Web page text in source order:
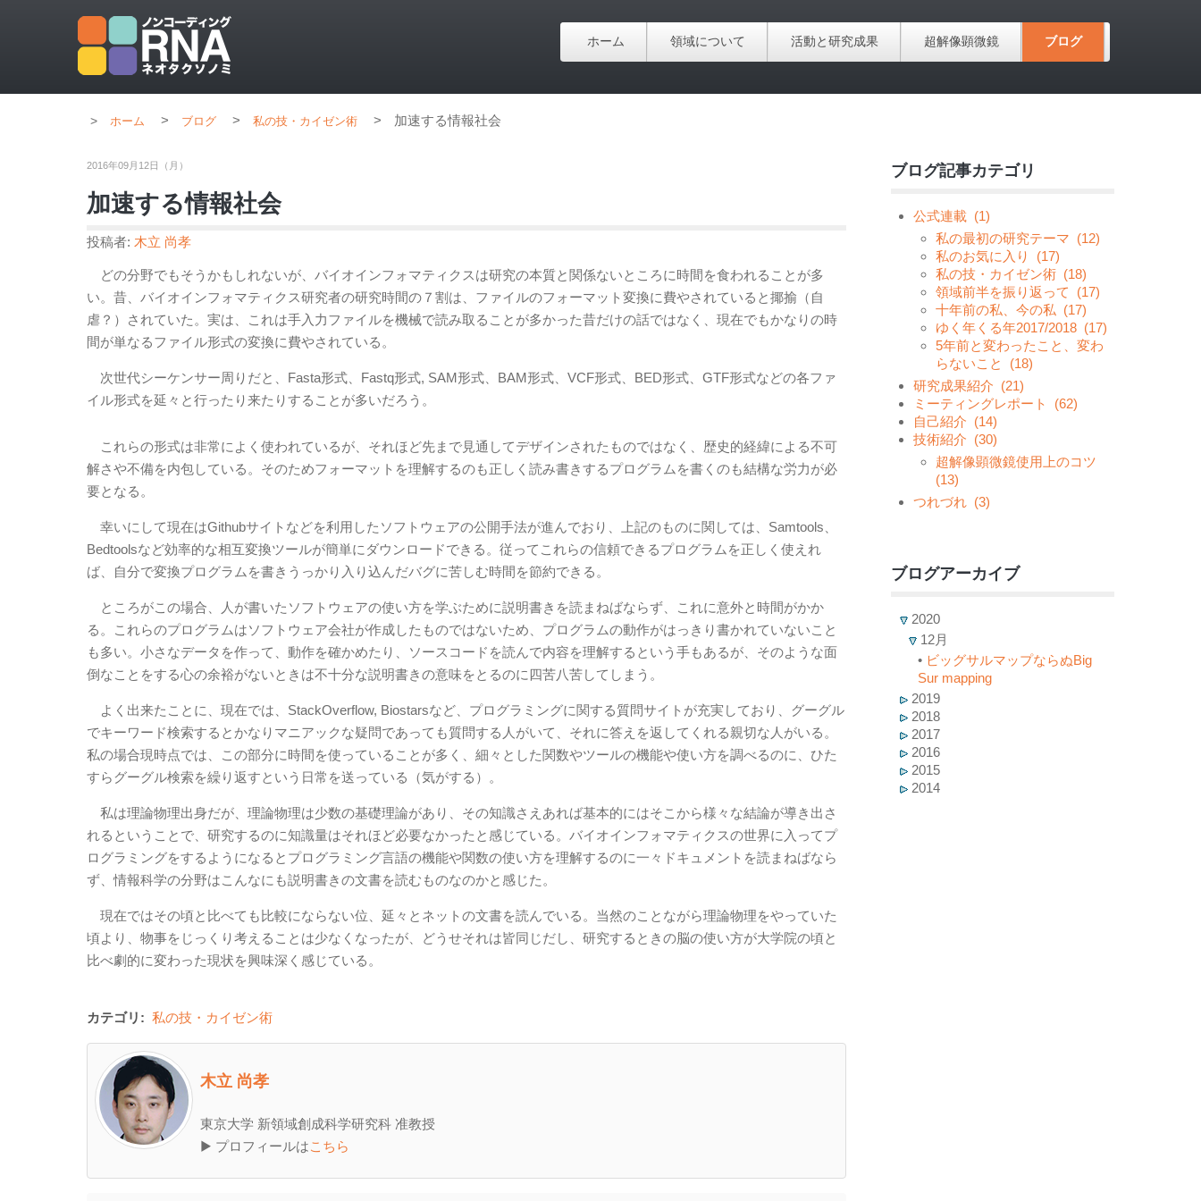
ホーム 領域について 活動と研究成果 超解像顕微鏡 ブログ
ホーム > ブログ > 私の技・カイゼン術 > 加速する情報社会
2016年09月12日（月）
加速する情報社会
投稿者: 木立 尚孝
どの分野でもそうかもしれないが、バイオインフォマティクスは研究の本質と関係ないところに時間を食われることが多
い。昔、バイオインフォマティクス研究者の研究時間の７割は、ファイルのフォーマット変換に費やされていると揶揄（自
虐？）されていた。実は、これは手入力ファイルを機械で読み取ることが多かった昔だけの話ではなく、現在でもかなりの時
間が単なるファイル形式の変換に費やされている。
次世代シーケンサー周りだと、Fasta形式、Fastq形式, SAM形式、BAM形式、VCF形式、BED形式、GTF形式などの各ファ
イル形式を延々と行ったり来たりすることが多いだろう。
これらの形式は非常によく使われているが、それほど先まで見通してデザインされたものではなく、歴史的経緯による不可
解さや不備を内包している。そのためフォーマットを理解するのも正しく読み書きするプログラムを書くのも結構な労力が必
要となる。
幸いにして現在はGithubサイトなどを利用したソフトウェアの公開手法が進んでおり、上記のものに関しては、Samtools、
Bedtoolsなど効率的な相互変換ツールが簡単にダウンロードできる。従ってこれらの信頼できるプログラムを正しく使えれ
ば、自分で変換プログラムを書きうっかり入り込んだバグに苦しむ時間を節約できる。
ところがこの場合、人が書いたソフトウェアの使い方を学ぶために説明書きを読まねばならず、これに意外と時間がかか
る。これらのプログラムはソフトウェア会社が作成したものではないため、プログラムの動作がはっきり書かれていないこと
も多い。小さなデータを作って、動作を確かめたり、ソースコードを読んで内容を理解するという手もあるが、そのような面
倒なことをする心の余裕がないときは不十分な説明書きの意味をとるのに四苦八苦してしまう。
よく出来たことに、現在では、StackOverflow, Biostarsなど、プログラミングに関する質問サイトが充実しており、グーグル
でキーワード検索するとかなりマニアックな疑問であっても質問する人がいて、それに答えを返してくれる親切な人がいる。
私の場合現時点では、この部分に時間を使っていることが多く、細々とした関数やツールの機能や使い方を調べるのに、ひた
すらグーグル検索を繰り返すという日常を送っている（気がする）。
私は理論物理出身だが、理論物理は少数の基礎理論があり、その知識さえあれば基本的にはそこから様々な結論が導き出さ
れるということで、研究するのに知識量はそれほど必要なかったと感じている。バイオインフォマティクスの世界に入ってプ
ログラミングをするようになるとプログラミング言語の機能や関数の使い方を理解するのに一々ドキュメントを読まねばなら
ず、情報科学の分野はこんなにも説明書きの文書を読むものなのかと感じた。
現在ではその頃と比べても比較にならない位、延々とネットの文書を読んでいる。当然のことながら理論物理をやっていた
頃より、物事をじっくり考えることは少なくなったが、どうせそれは皆同じだし、研究するときの脳の使い方が大学院の頃と
比べ劇的に変わった現状を興味深く感じている。
カテゴリ: 私の技・カイゼン術
木立 尚孝
東京大学 新領域創成科学研究科 准教授
▶ プロフィールはこちら
ブログ記事カテゴリ
公式連載 (1)
私の最初の研究テーマ (12)
私のお気に入り
(17)
私の技・カイゼン術 (18)
領域前半を振り返って
(17)
十年前の私、今の私 (17)
ゆく年くる年2017/2018 (17)
5年前と変わったこと、変わ
らないこと
(18)
研究成果紹介 (21)
ミーティングレポート
(62)
自己紹介 (14)
技術紹介 (30)
超解像顕微鏡使用上のコツ
(13)
つれづれ (3)
ブログアーカイブ
2020
12月
• ビッグサルマップならぬBig
Sur mapping
2019
2018
2017
2016
2015
2014